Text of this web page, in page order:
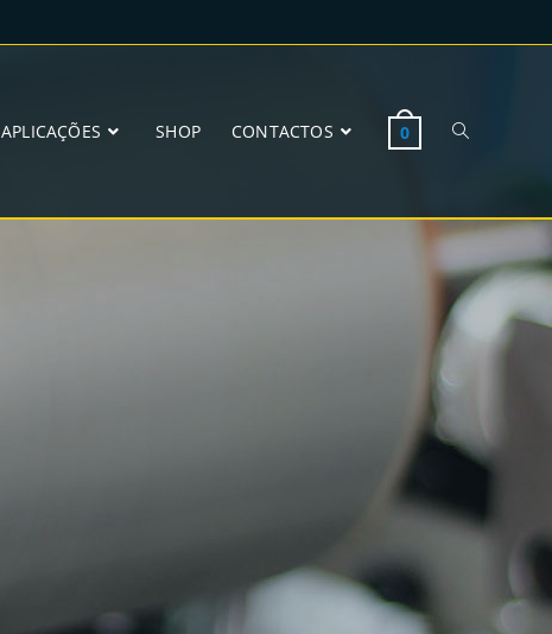
APLICAÇÕES SHOP CONTACTOS 0